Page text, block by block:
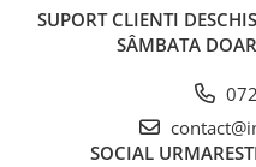
SUPORT CLIENTI
SÂMBATA
SOCIAL